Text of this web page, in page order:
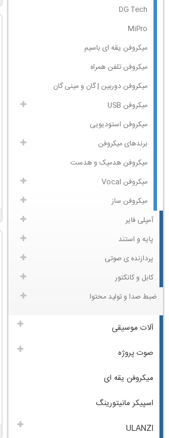
DG Tech
MiPro
میکروفن یقه ای باسیم
میکروفن تلفن همراه
میکروفن دوربین | گان و مینی گان
میکروفن USB
میکروفن استودیویی
برندهای میکروفن
میکروفن هدمیک و هدست
میکروفن Vocal
میکروفن ساز
آمپلی فایر
پایه و استند
پردازنده ی صوتی
کابل و کانکتور
ضبط صدا و تولید محتوا
آلات موسیقی
صوت پروژه
میکروفن یقه ای
اسپیکر مانیتورینگ
ULANZI